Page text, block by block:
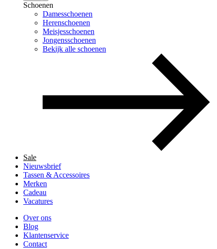
Schoenen
Damesschoenen
Herenschoenen
Meisjesschoenen
Jongensschoenen
Bekijk alle schoenen
Sale
Nieuwsbrief
Tassen & Accessoires
Merken
Cadeau
Vacatures
Over ons
Blog
Klantenservice
Contact